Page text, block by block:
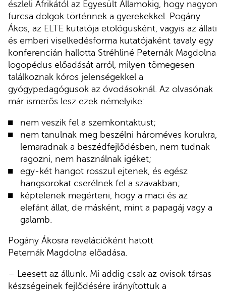
észleli Afrikától az Egyesült Államokig, hogy nagyon
furcsa dolgok történnek a gyerekekkel. Pogány
Ákos, az ELTE kutatója etológusként, vagyis az állati
és emberi viselkedésforma kutatójaként tavaly egy
konferencián hallotta Stréhliné Peternák Magdolna
logopédus előadását arról, milyen tömegesen
találkoznak kóros jelenségekkel a
gyógypedagógusok az óvodásoknál. Az olvasónak
már ismerős lesz ezek némelyike:
nem veszik fel a szemkontaktust;
nem tanulnak meg beszélni hároméves korukra,
lemaradnak a beszédfejlődésben, nem tudnak
ragozni, nem használnak igéket;
egy-két hangot rosszul ejtenek, és egész
hangsorokat cserélnek fel a szavakban;
képtelenek megérteni, hogy a maci és az
elefánt állat, de másként, mint a papagáj vagy a
galamb.
Pogány Ákosra revelációként hatott
Peternák Magdolna előadása.
– Leesett az állunk. Mi addig csak az ovisok társas
készségeinek fejlődésére irányítottuk a